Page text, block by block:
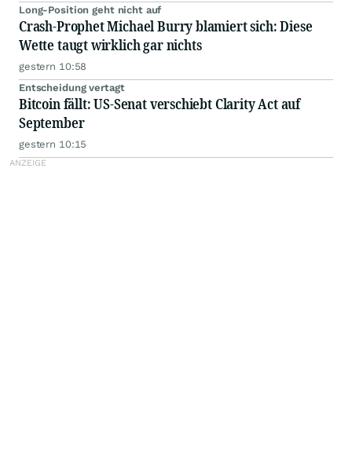
Long-Position geht nicht auf
Crash-Prophet Michael Burry blamiert sich: Diese
Wette taugt wirklich gar nichts
gestern 10:58
Entscheidung vertagt
Bitcoin fällt: US-Senat verschiebt Clarity Act auf
September
gestern 10:15